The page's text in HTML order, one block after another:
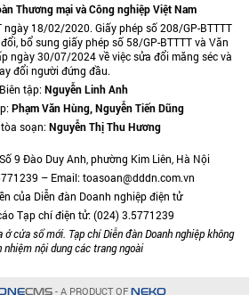
Thương mại và Công nghiệp Việt Nam
ngày 18/02/2020. Giấy phép số 208/GP-BTTTT
bổ sung giấy phép số 58/GP-BTTTT và Văn
ngày 30/07/2024 về việc sửa đổi măng séc và
đổi người đứng đầu.
tập:Nguyễn Linh Anh
Phạm Văn Hùng, Nguyễn Tiến Dũng
soạn:Nguyễn Thị Thu Hương
9 Đào Duy Anh, phường Kim Liên, Hà Nội
– Email: toasoan@dddn.com.vn
của Diễn đàn Doanh nghiệp điện tử
Tạp chí điện tử: (024) 3.5771239
cửa sổ mới. Tạp chí Diễn đàn Doanh nghiệp không
nhiệm nội dung các trang ngoài
CMS- A PRODUCT OF NEKO